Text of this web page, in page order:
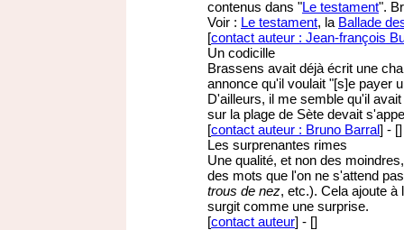
contenus dans "Le testament".
Voir : Le testament, la Ballade
[contact auteur : Jean-françois
Un codicille
Brassens avait déjà écrit une
annonce qu'il voulait "[s]e payer
D'ailleurs, il me semble qu'il
sur la plage de Sète devait
[contact auteur : Bruno Barral] - []
Les surprenantes rimes
Une qualité, et non des
des mots que l'on ne s'attend
trous de nez, etc.). Cela ajoute à
surgit comme une surprise.
[contact auteur] - []